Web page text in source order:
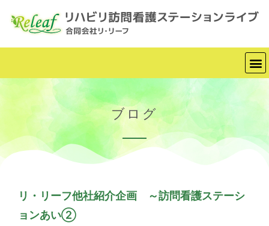
ブログ
リ・リーフ他社紹介企画 ～訪問看護ステーシ
ョンあい②